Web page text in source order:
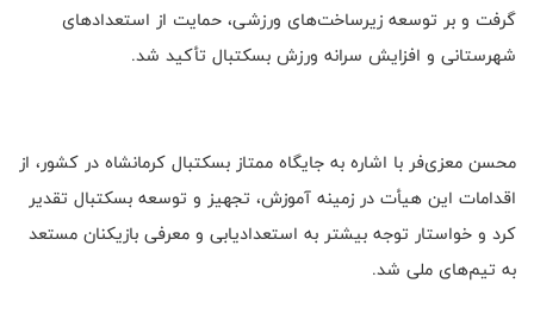
گرفت و بر توسعه زیرساخت‌های ورزشی، حمایت از استعدادهای
شهرستانی و افزایش سرانه ورزش بسکتبال تأکید شد.
محسن معزی‌فر با اشاره به جایگاه ممتاز بسکتبال کرمانشاه در کشور، از
اقدامات این هیأت در زمینه آموزش، تجهیز و توسعه بسکتبال تقدیر
کرد و خواستار توجه بیشتر به استعدادیابی و معرفی بازیکنان مستعد
به تیم‌های ملی شد.